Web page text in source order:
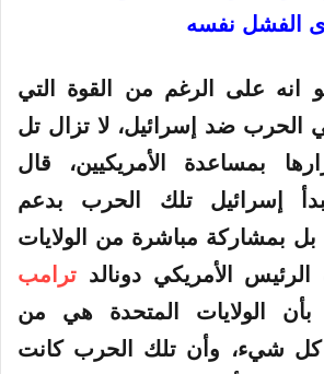
الفشل نفسه
على الرغم من القوة التي
الحرب ضد إسرائيل، لا تزال تل
بمساعدة الأمريكيين، قال
إسرائيل تلك الحرب بدعم
بمشاركة مباشرة من الولايات
الأمريكي دونالد ترامب
بأن الولايات المتحدة هي من
شيء، وأن تلك الحرب كانت